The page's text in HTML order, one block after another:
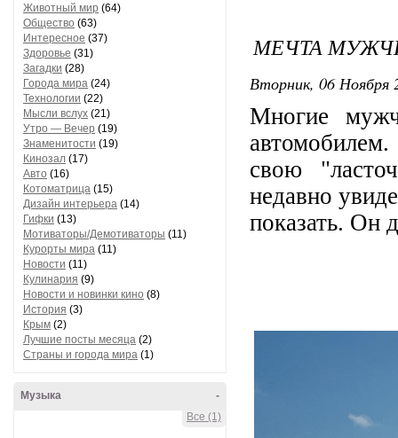
Животный мир (64)
Общество (63)
Интересное (37)
Здоровье (31)
Загадки (28)
Города мира (24)
Технологии (22)
Мысли вслух (21)
Утро — Вечер (19)
Знаменитости (19)
Кинозал (17)
Авто (16)
Котоматрица (15)
Дизайн интерьера (14)
Гифки (13)
Мотиваторы/Демотиваторы (11)
Курорты мира (11)
Новости (11)
Кулинария (9)
Новости и новинки кино (8)
История (3)
Крым (2)
Лучшие посты месяца (2)
Страны и города мира (1)
-
Музыка
Все (1)
МЕЧТА
Вторник, 06 Ноября
Многие
свою
недавно
показать. Он